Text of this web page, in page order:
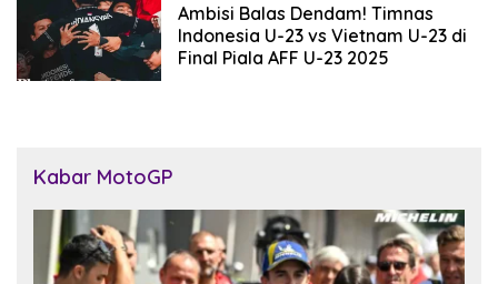
Ambisi Balas Dendam! Timnas
Indonesia U-23 vs Vietnam U-23 di
Final Piala AFF U-23 2025
Kabar MotoGP